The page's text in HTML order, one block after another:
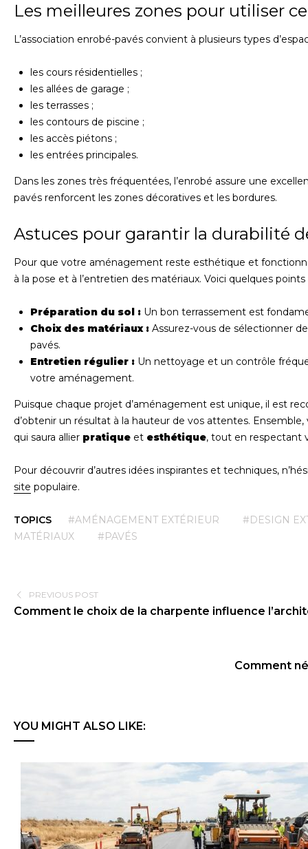
Les meilleures zones pour utiliser
L’association enrobé-pavés convient à plusieurs types
les cours résidentielles ;
les allées de garage ;
les terrasses ;
les contours de piscine ;
les accès piétons ;
les entrées principales.
Dans les zones très fréquentées, l’enrobé assure une
pavés renforcent les zones décoratives et les bordures.
Astuces pour garantir la durabilité
Pour que votre aménagement reste esthétique et
à la pose et à l’entretien des matériaux. Voici quelques points
Préparation du sol : Un bon terrassement est
Choix des matériaux : Assurez-vous de sélectionner
pavés.
Entretien régulier : Un nettoyage et un contrôle
votre aménagement.
Puisque chaque projet d’aménagement est unique, il est
d’obtenir un résultat à la hauteur de vos attentes.
qui saura allier pratique et esthétique, tout en respectant
Pour découvrir d’autres idées inspirantes et techniques,
site populaire.
TOPICS #AMÉNAGEMENT EXTÉRIEUR
#DESIGN
MATÉRIAUX
#PAVÉS
PREVIOUS POST
Comment le choix de la charpente influence
Comment
YOU MIGHT ALSO LIKE: